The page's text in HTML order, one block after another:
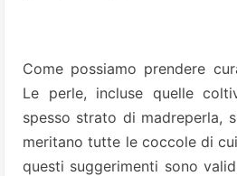
Come possiamo prendere
Le perle, incluse quelle
spesso strato di madreperla,
meritano tutte le coccole di
questi suggerimenti sono